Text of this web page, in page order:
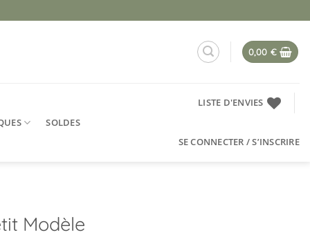
0,00 €
SOLDES
LISTE D'ENVIES
SE CONNECTER / S’INSCRIRE
Modèle